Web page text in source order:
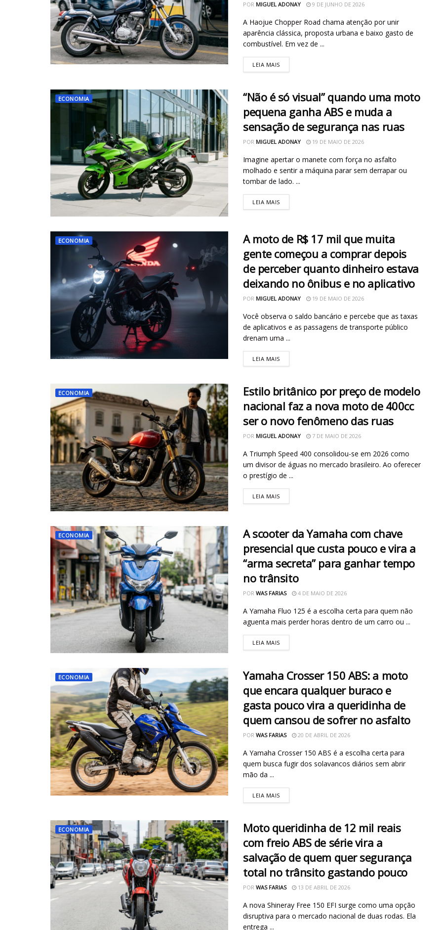
POR MIGUEL ADONAY 9 DE JUNHO DE 2026
A Haojue Chopper Road chama atenção por unir
aparência clássica, proposta urbana e baixo gasto de
combustível. Em vez de ...
LEIA MAIS
ECONOMIA
“Não é só visual” quando uma moto
pequena ganha ABS e muda a
sensação de segurança nas ruas
POR MIGUEL ADONAY 19 DE MAIO DE 2026
Imagine apertar o manete com força no asfalto
molhado e sentir a máquina parar sem derrapar ou
tombar de lado. ...
LEIA MAIS
ECONOMIA
A moto de R$ 17 mil que muita
gente começou a comprar depois
de perceber quanto dinheiro estava
deixando no ônibus e no aplicativo
POR MIGUEL ADONAY 19 DE MAIO DE 2026
Você observa o saldo bancário e percebe que as taxas
de aplicativos e as passagens de transporte público
drenam uma ...
LEIA MAIS
ECONOMIA
Estilo britânico por preço de modelo
nacional faz a nova moto de 400cc
ser o novo fenômeno das ruas
POR MIGUEL ADONAY 7 DE MAIO DE 2026
A Triumph Speed 400 consolidou-se em 2026 como
um divisor de águas no mercado brasileiro. Ao oferecer
o prestígio de ...
LEIA MAIS
ECONOMIA
A scooter da Yamaha com chave
presencial que custa pouco e vira a
“arma secreta” para ganhar tempo
no trânsito
POR WAS FARIAS 4 DE MAIO DE 2026
A Yamaha Fluo 125 é a escolha certa para quem não
aguenta mais perder horas dentro de um carro ou ...
LEIA MAIS
ECONOMIA
Yamaha Crosser 150 ABS: a moto
que encara qualquer buraco e
gasta pouco vira a queridinha de
quem cansou de sofrer no asfalto
POR WAS FARIAS 20 DE ABRIL DE 2026
A Yamaha Crosser 150 ABS é a escolha certa para
quem busca fugir dos solavancos diários sem abrir
mão da ...
LEIA MAIS
ECONOMIA
Moto queridinha de 12 mil reais
com freio ABS de série vira a
salvação de quem quer segurança
total no trânsito gastando pouco
POR WAS FARIAS 13 DE ABRIL DE 2026
A nova Shineray Free 150 EFI surge como uma opção
disruptiva para o mercado nacional de duas rodas. Ela
entrega ...